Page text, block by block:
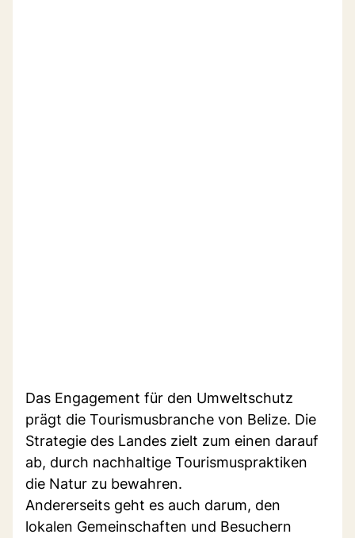
Das Engagement für den Umweltschutz
prägt die Tourismusbranche von Belize. Die
Strategie des Landes zielt zum einen darauf
ab, durch nachhaltige Tourismuspraktiken
die Natur zu bewahren.
Andererseits geht es auch darum, den
lokalen Gemeinschaften und Besuchern